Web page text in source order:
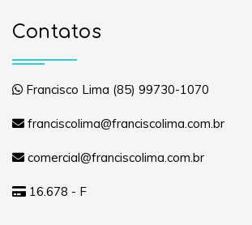
Contatos
Francisco Lima (85) 99730-1070
franciscolima@franciscolima.com.br
comercial@franciscolima.com.br
16.678 - F